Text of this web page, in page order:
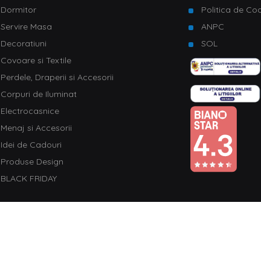
Dormitor
Servire Masa
Decoratiuni
Covoare si Textile
Perdele, Draperii si Accesorii
Corpuri de Iluminat
Electrocasnice
Menaj si Accesorii
Idei de Cadouri
Produse Design
BLACK FRIDAY
Politica de
ANPC
SOL